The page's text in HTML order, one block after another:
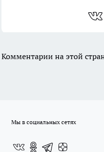
Комментарии на этой
Мы в социальных сетях